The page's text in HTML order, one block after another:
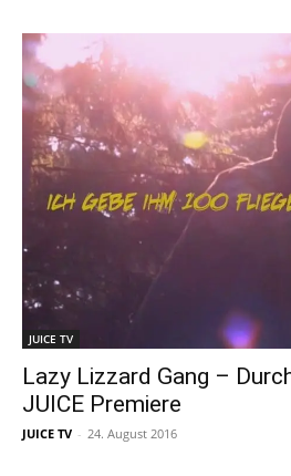
JUICE TV
Lazy Lizzard Gang –
JUICE Premiere
JUICE TV - 24. August 2016